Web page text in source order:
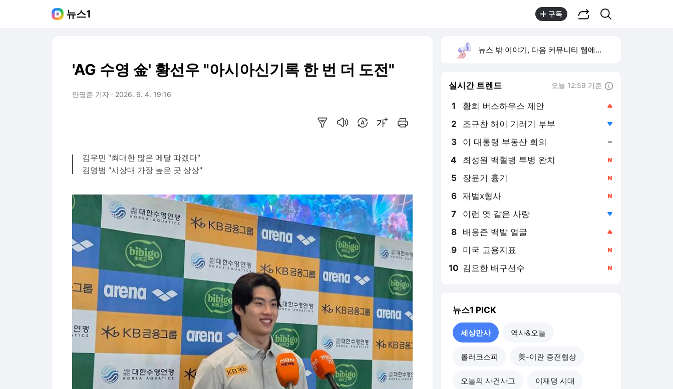
뉴스1 구독
'AG 수영 金' 황선우 "아시아신기록 한 번 더 도전"
안영준 기자 2026. 6. 4. 19:16
김우민 "최대한 많은 메달 따겠다"
김영범 "시상대 가장 높은 곳 상상"
뉴스 밖 이야기, 다음 커뮤니티 웹에서 보기
실시간 트렌드 오늘 12:59 기준
1 황희 버스하우스 제안
2 조규찬 해이 기러기 부부
3 이 대통령 부동산 회의
4 최성원 백혈병 투병 완치
5 장윤기 흉기
6 재벌x형사
7 이런 엿 같은 사랑
8 배용준 백발 얼굴
9 미국 고용지표
10 김요한 배구선수
뉴스1 PICK
세상만사 역사&오늘
롤러코스피 美-이란 종전협상
오늘의 사건사고 이재명 시대